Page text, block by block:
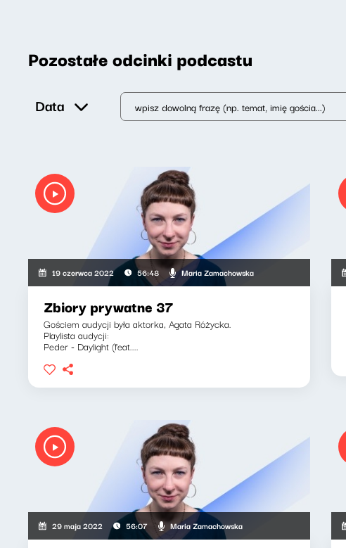
Pozostałe odcinki podcastu
Data
19 czerwca 2022 56:48 Maria Zamachowska
Zbiory prywatne 37
Gościem audycji była aktorka, Agata Różycka.
Playlista audycji:
Peder - Daylight (feat....
29 maja 2022 56:07 Maria Zamachowska